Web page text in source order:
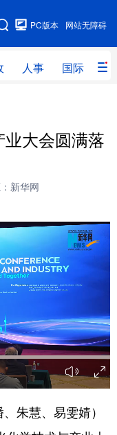
网站无障碍
PC版本
人事 国际 财
港澳
军事
政务
溯源中国
会展
大会圆满落
新华网
朱慧、易雯婧）